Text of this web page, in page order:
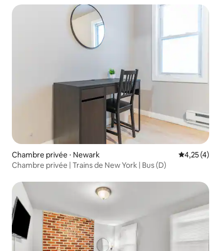
Chambre privée ⋅ Newark Évaluation
4,25 (4)
Chambre privée | Trains de New York | Bus (D)